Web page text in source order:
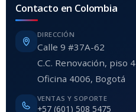
Contacto en Colombia
DIRECCIÓN
Calle 9 #37A-62
C.C. Renovación, piso 4
Oficina 4006, Bogotá
VENTAS Y SOPORTE
+57 (601) 508 5475